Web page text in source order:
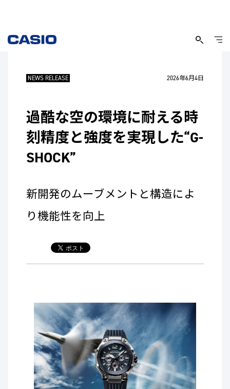
NEWS RELEASE 2026年6月4日
過酷な空の環境に耐える時
刻精度と強度を実現した“G-
SHOCK”
新開発のムーブメントと構造によ
り機能性を向上